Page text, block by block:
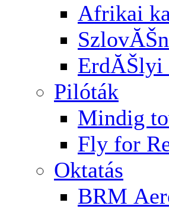
Afrikai
Pilóták
Mindig
Fly for
Oktatás
BRM